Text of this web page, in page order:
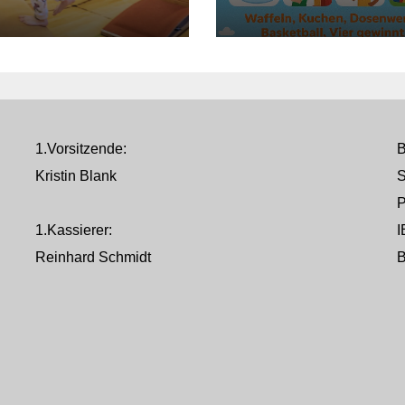
mit
1.Vorsitzende:
Kristin Blank
1.Kassierer:
Reinhard Schmidt